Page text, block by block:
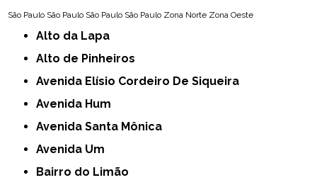
São Paulo São Paulo São Paulo São Paulo Zona Norte Zona Oeste
Alto da Lapa
Alto de Pinheiros
Avenida Elísio Cordeiro De Siqueira
Avenida Hum
Avenida Santa Mônica
Avenida Um
Bairro do Limão